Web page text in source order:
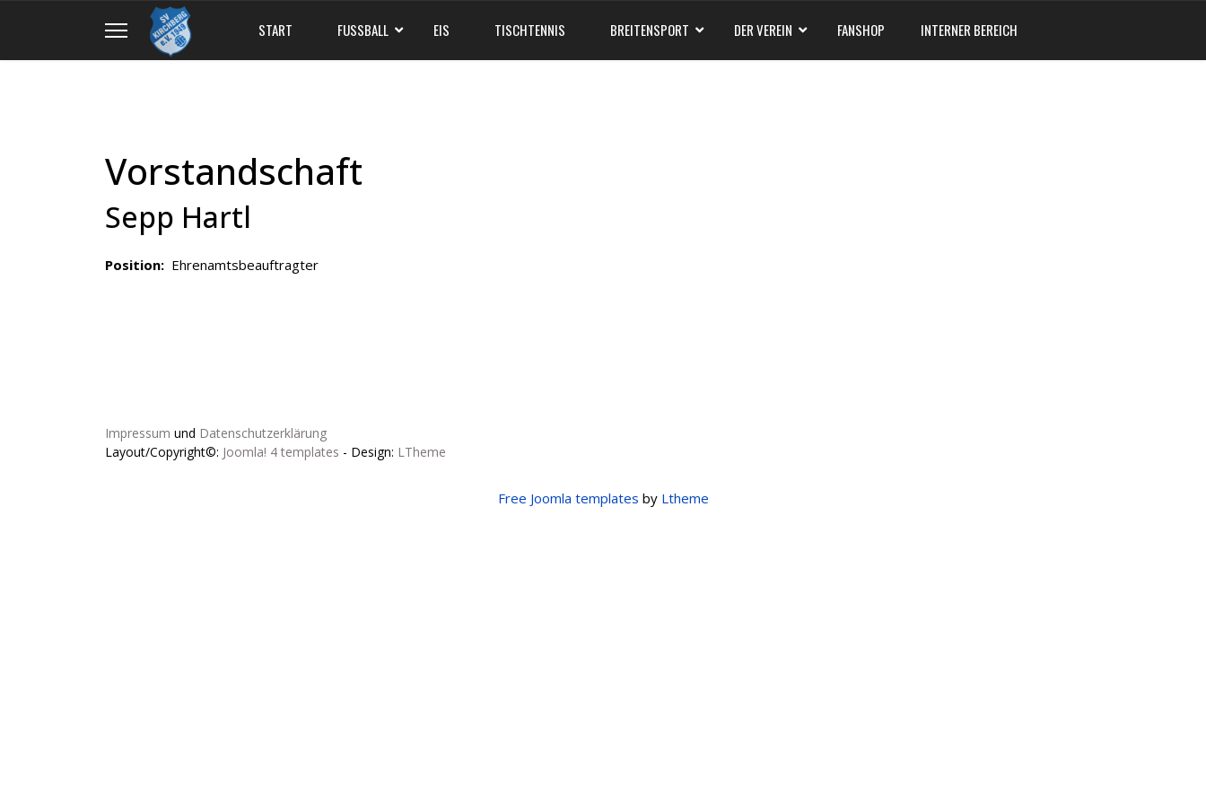
START FUSSBALL EIS TISCHTENNIS BREITENSPORT DER VEREIN FANSHOP INTERNER BEREICH
Vorstandschaft
Sepp Hartl
Position: Ehrenamtsbeauftragter
Impressum und Datenschutzerklärung
Layout/Copyright©: Joomla! 4 templates - Design: LTheme
Free Joomla templates by Ltheme